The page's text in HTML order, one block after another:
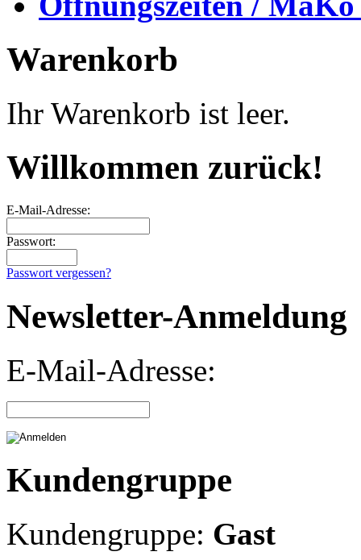
Warenkorb
Ihr Warenkorb ist leer.
Willkommen zurück!
E-Mail-Adresse:
Passwort:
Passwort vergessen?
Newsletter-Anmeldung
E-Mail-Adresse:
Kundengruppe
Kundengruppe: Gast